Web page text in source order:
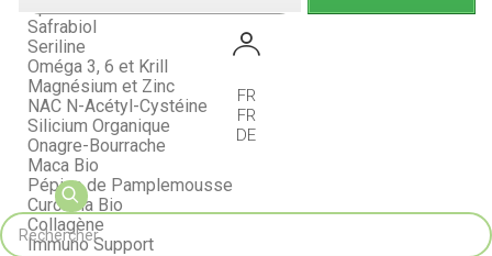
FR
FR
DE
Safrabiol
Seriline
Oméga 3, 6 et Krill
Magnésium et Zinc
NAC N-Acétyl-Cystéine
Silicium Organique
Onagre-Bourrache
Maca Bio
Pépins de Pamplemousse
Curcuma Bio
Collagène
Immuno Support